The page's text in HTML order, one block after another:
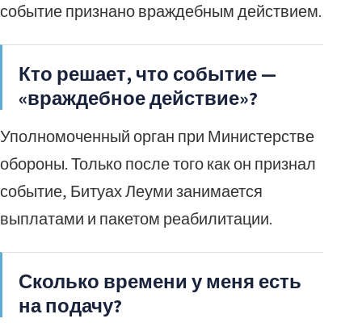
событие признано враждебным действием.
Кто решает, что событие —
«враждебное действие»?
Уполномоченный орган при Министерстве
обороны. Только после того как он признал
событие, Битуах Леуми занимается
выплатами и пакетом реабилитации.
Сколько времени у меня есть
на подачу?